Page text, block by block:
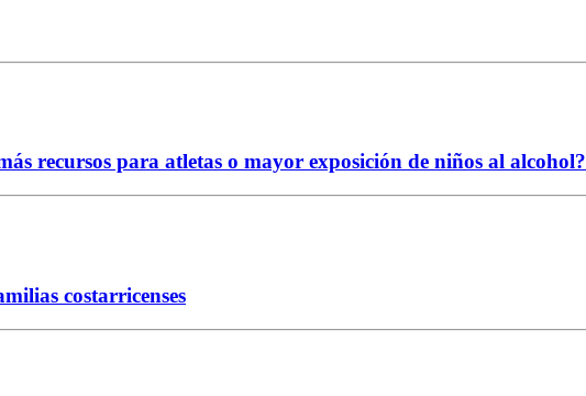
recursos para atletas o mayor exposición de niños al alcohol?
costarricenses